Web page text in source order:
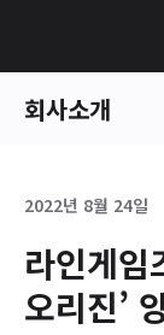
회사소개
2022년 8월 24일
라인게임
오리진’